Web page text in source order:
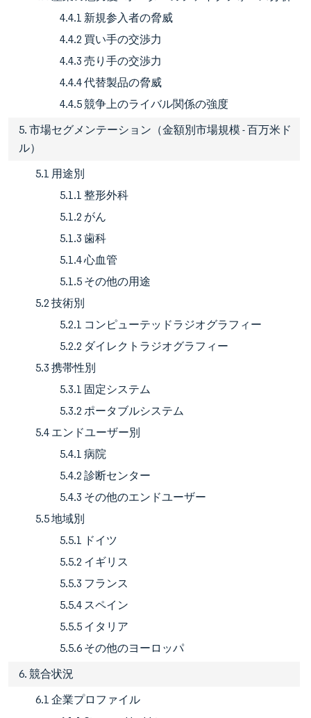
4.4.1 新規参入者の脅威
4.4.2 買い手の交渉力
4.4.3 売り手の交渉力
4.4.4 代替製品の脅威
4.4.5 競争上のライバル関係の強度
5. 市場セグメンテーション（金額別市場規模 - 百万米ド
ル）
5.1 用途別
5.1.1 整形外科
5.1.2 がん
5.1.3 歯科
5.1.4 心血管
5.1.5 その他の用途
5.2 技術別
5.2.1 コンピューテッドラジオグラフィー
5.2.2 ダイレクトラジオグラフィー
5.3 携帯性別
5.3.1 固定システム
5.3.2 ポータブルシステム
5.4 エンドユーザー別
5.4.1 病院
5.4.2 診断センター
5.4.3 その他のエンドユーザー
5.5 地域別
5.5.1 ドイツ
5.5.2 イギリス
5.5.3 フランス
5.5.4 スペイン
5.5.5 イタリア
5.5.6 その他のヨーロッパ
6. 競合状況
6.1 企業プロファイル